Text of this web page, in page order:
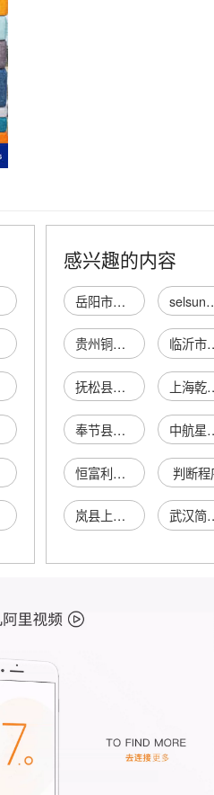
感兴趣的内容
岳阳市岳阳楼区百宁居窗饰制品厂(普通合伙)
贵州铜仁桥龙大鲵科技有限公司 临沂市兰
抚松县松江河梦圆酸奶吧 上海乾
奉节县杨慧私厨坊 中航星图(
恒富利投资控股(深圳)有限公司 判断程
岚县上赫健康沙龙门市 武汉简拉